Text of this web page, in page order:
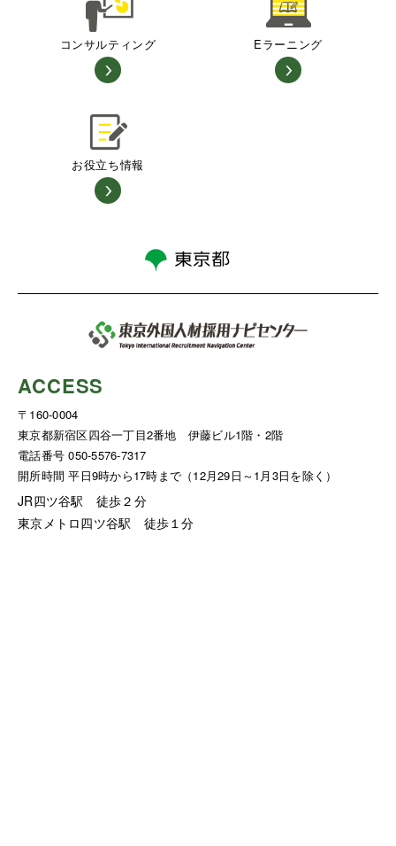
コンサルティング Eラーニング
お役立ち情報
ACCESS
〒160-0004
東京都新宿区四谷一丁目2番地 伊藤ビル1階・2階
電話番号 050-5576-7317
開所時間 平日9時から17時まで（12月29日～1月3日を除く）
JR四ツ谷駅 徒歩２分
東京メトロ四ツ谷駅 徒歩１分